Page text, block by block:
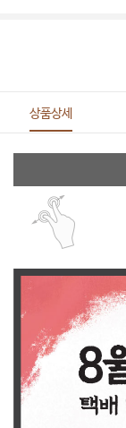
상품상세